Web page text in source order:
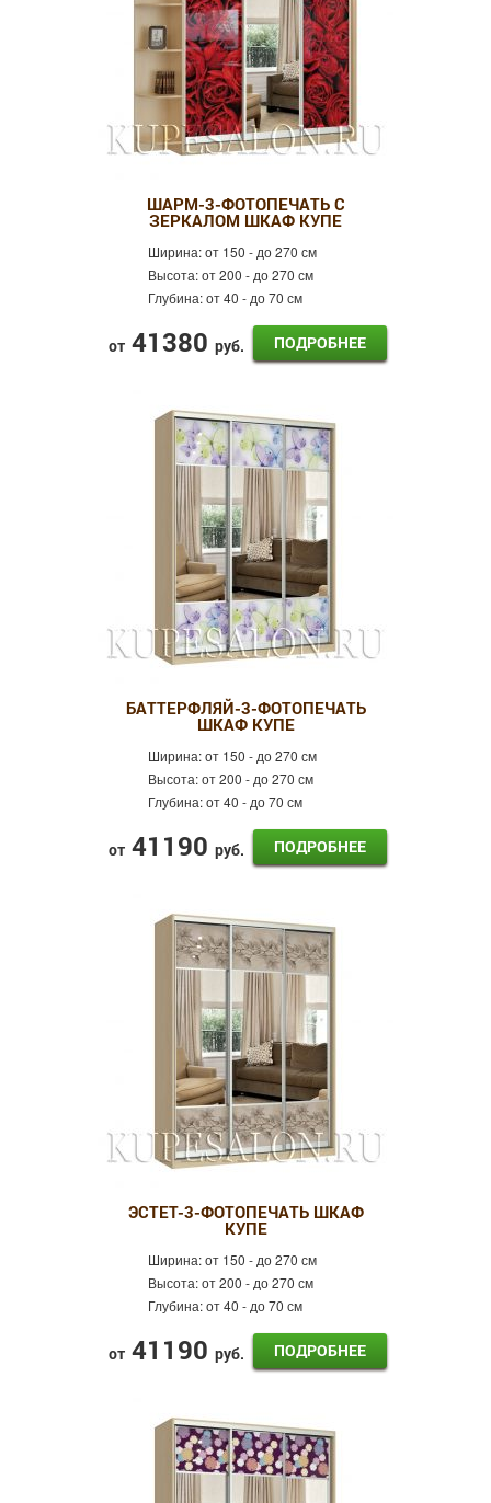
ШАРМ-3-ФОТОПЕЧАТЬ С
ЗЕРКАЛОМ ШКАФ КУПЕ
Ширина:от 150 - до 270 см
Высота:от 200 - до 270 см
Глубина:от 40 - до 70 см
от 41380 руб. ПОДРОБНЕЕ
БАТТЕРФЛЯЙ-3-ФОТОПЕЧАТЬ
ШКАФ КУПЕ
Ширина:от 150 - до 270 см
Высота:от 200 - до 270 см
Глубина:от 40 - до 70 см
от 41190 руб. ПОДРОБНЕЕ
ЭСТЕТ-3-ФОТОПЕЧАТЬ ШКАФ
КУПЕ
Ширина:от 150 - до 270 см
Высота:от 200 - до 270 см
Глубина:от 40 - до 70 см
от 41190 руб. ПОДРОБНЕЕ